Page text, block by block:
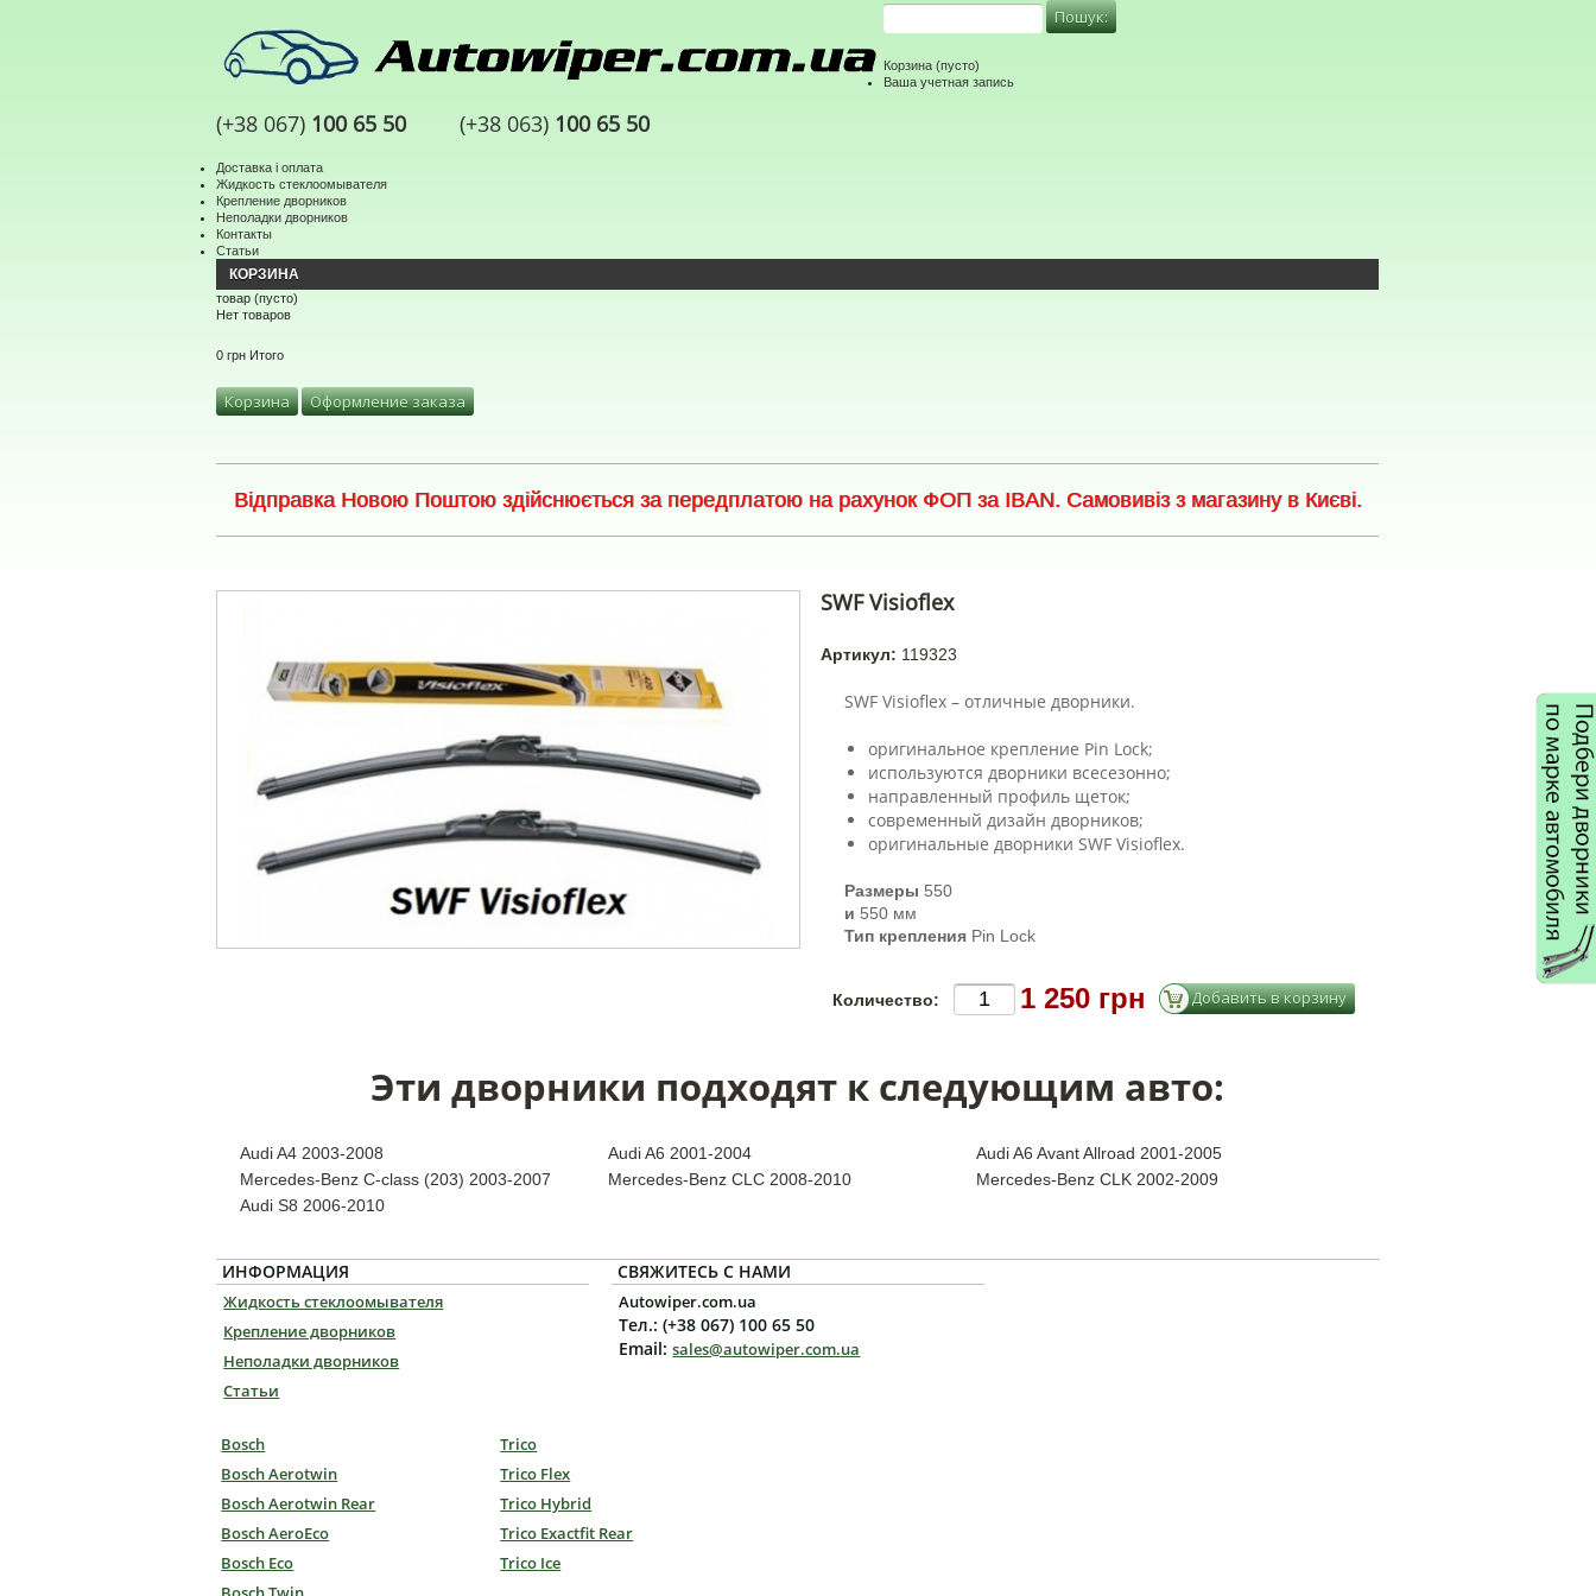
(+38 067) 100 65 50 (+38 063) 100 65 50
Корзина (пусто)
Ваша учетная запись
Доставка і оплата
Жидкость стеклоомывателя
Крепление дворников
Неполадки дворников
Контакты
Статьи
КОРЗИНА
товар (пусто)
Нет товаров
0 грн Итого
Корзина Оформление заказа
Відправка Новою Поштою здійснюється за передплатою на рахунок ФОП за IBAN. Самовивіз з магазину в Києві.
SWF Visioflex
Артикул: 119323
SWF Visioflex – отличные дворники.
оригинальное крепление Pin Lock;
используются дворники всесезонно;
направленный профиль щеток;
современный дизайн дворников;
оригинальные дворники SWF Visioflex.
Размеры 550
и 550 мм
Тип крепления Pin Lock
Количество: 1 250 грн
Эти дворники подходят к следующим авто:
Audi A4 2003-2008 Audi A6 2001-2004
Audi A6 Avant Allroad 2001-2005
Mercedes-Benz C-class (203) 2003-2007
Mercedes-Benz CLC 2008-2010
Mercedes-Benz CLK 2002-2009
Audi S8 2006-2010
ИНФОРМАЦИЯ
Жидкость стеклоомывателя
Крепление дворников
Неполадки дворников
Статьи
СВЯЖИТЕСЬ С НАМИ
Autowiper.com.ua
Тел.: (+38 067) 100 65 50
Email:sales@autowiper.com.ua
Bosch
Bosch Aerotwin
Bosch Aerotwin Rear
Bosch AeroEco
Bosch Eco
Trico
Trico Flex
Trico Hybrid
Trico Exactfit Rear
Trico Ice